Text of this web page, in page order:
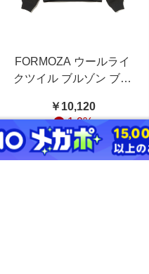
FORMOZA ウールライ
クツイル ブルゾン ブル
￥10,120
1.0%
ストアにすすむ